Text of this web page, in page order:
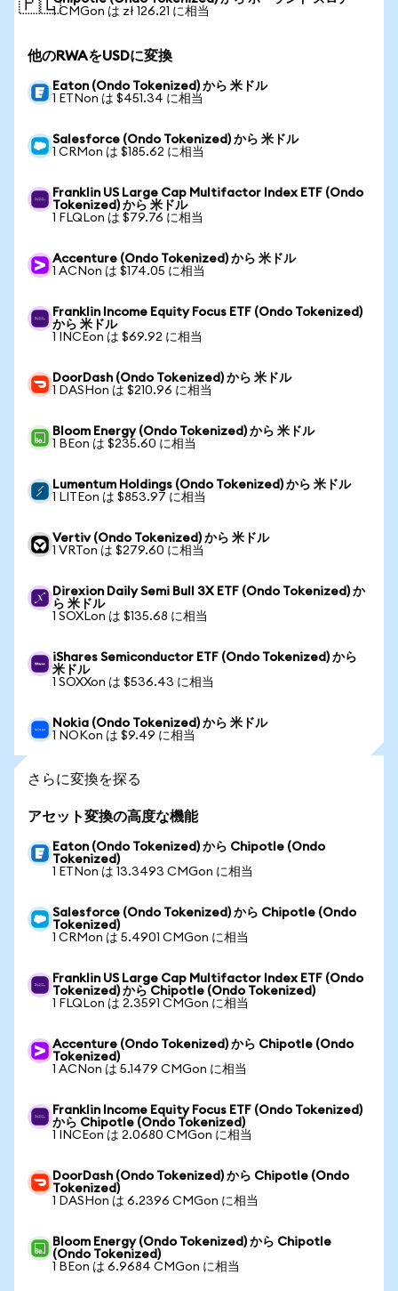
🇵🇱1 CMGon は zł 126.21 に相当
他のRWAをUSDに変換
Eaton (Ondo Tokenized) から 米ドル
1 ETNon は $451.34 に相当
Salesforce (Ondo Tokenized) から 米ドル
1 CRMon は $185.62 に相当
Franklin US Large Cap Multifactor Index ETF (Ondo
Tokenized) から 米ドル
1 FLQLon は $79.76 に相当
Accenture (Ondo Tokenized) から 米ドル
1 ACNon は $174.05 に相当
Franklin Income Equity Focus ETF (Ondo Tokenized)
から 米ドル
1 INCEon は $69.92 に相当
DoorDash (Ondo Tokenized) から 米ドル
1 DASHon は $210.96 に相当
Bloom Energy (Ondo Tokenized) から 米ドル
1 BEon は $235.60 に相当
Lumentum Holdings (Ondo Tokenized) から 米ドル
1 LITEon は $853.97 に相当
Vertiv (Ondo Tokenized) から 米ドル
1 VRTon は $279.60 に相当
Direxion Daily Semi Bull 3X ETF (Ondo Tokenized) か
ら 米ドル
1 SOXLon は $135.68 に相当
iShares Semiconductor ETF (Ondo Tokenized) から
米ドル
1 SOXXon は $536.43 に相当
Nokia (Ondo Tokenized) から 米ドル
1 NOKon は $9.49 に相当
さらに変換を探る
アセット変換の高度な機能
Eaton (Ondo Tokenized) から Chipotle (Ondo
Tokenized)
1 ETNon は 13.3493 CMGon に相当
Salesforce (Ondo Tokenized) から Chipotle (Ondo
Tokenized)
1 CRMon は 5.4901 CMGon に相当
Franklin US Large Cap Multifactor Index ETF (Ondo
Tokenized) から Chipotle (Ondo Tokenized)
1 FLQLon は 2.3591 CMGon に相当
Accenture (Ondo Tokenized) から Chipotle (Ondo
Tokenized)
1 ACNon は 5.1479 CMGon に相当
Franklin Income Equity Focus ETF (Ondo Tokenized)
から Chipotle (Ondo Tokenized)
1 INCEon は 2.0680 CMGon に相当
DoorDash (Ondo Tokenized) から Chipotle (Ondo
Tokenized)
1 DASHon は 6.2396 CMGon に相当
Bloom Energy (Ondo Tokenized) から Chipotle
(Ondo Tokenized)
1 BEon は 6.9684 CMGon に相当